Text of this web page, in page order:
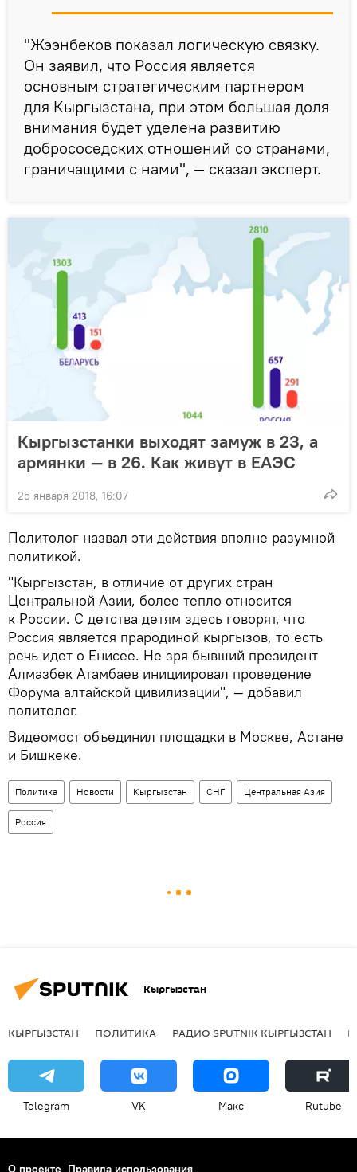
"Жээнбеков показал логическую связку.
Он заявил, что Россия является
основным стратегическим партнером
для Кыргызстана, при этом большая доля
внимания будет уделена развитию
добрососедских отношений со странами,
граничащими с нами", — сказал эксперт.
Кыргызстанки выходят замуж в 23, а
армянки — в 26. Как живут в ЕАЭС
25 января 2018, 16:07
Политолог назвал эти действия вполне разумной
политикой.
"Кыргызстан, в отличие от других стран
Центральной Азии, более тепло относится
к России. С детства детям здесь говорят, что
Россия является прародиной кыргызов, то есть
речь идет о Енисее. Не зря бывший президент
Алмазбек Атамбаев инициировал проведение
Форума алтайской цивилизации", — добавил
политолог.
Видеомост объединил площадки в Москве, Астане
и Бишкеке.
Политика Новости Кыргызстан СНГ Центральная Азия
Россия
Кыргызстан
КЫРГЫЗСТАН ПОЛИТИКА РАДИО SPUTNIK КЫРГЫЗСТАН
Telegram VK Макс Rutube
О проекте Правила использования